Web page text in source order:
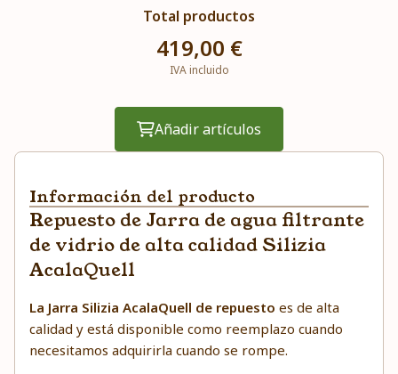
Total productos
419,00 €
IVA incluido
Añadir artículos
Información del producto
Repuesto de Jarra de agua filtrante
de vidrio de alta calidad Silizia
AcalaQuell
La Jarra Silizia AcalaQuell de repuesto es de alta
calidad y está disponible como reemplazo cuando
necesitamos adquirirla cuando se rompe.